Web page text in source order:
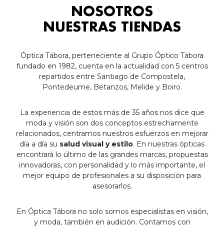
NOSOTROS
NUESTRAS TIENDAS
Óptica Tábora, perteneciente al Grupo Óptico Tábora
fundado en 1982, cuenta en la actualidad con 5 centros
repartidos entre Santiago de Compostela,
Pontedeume, Betanzos, Melide y Boiro.
La experiencia de estos más de 35 años nos dice que
moda y visión son dos conceptos estrechamente
relacionados, centramos nuestros esfuerzos en mejorar
día a día su salud visual y estilo. En nuestras ópticas
encontrará lo último de las grandes marcas, propuestas
innovadoras, con personalidad y lo más importante, el
mejor equipo de profesionales a su disposición para
asesorarlos.
En Óptica Tábora no solo somos especialistas en visión,
y moda, también en audición. Contamos con